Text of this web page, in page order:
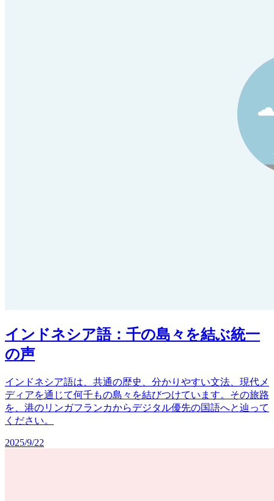
インドネシア語：千の島々を結ぶ統一
の声
インドネシア語は、共通の歴史、分かりやすい文法、現代メ
ディアを通じて何千もの島々を結びつけています。その旅路
を、港のリンガフランカからデジタル優先の国語へと辿って
ください。
2025/9/22